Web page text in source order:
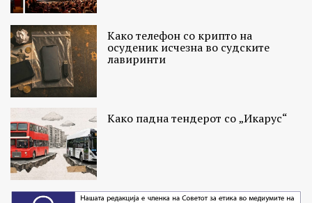
Како телефон со крипто на
осуденик исчезна во судските
лавиринти
Како падна тендерот со „Икарус“